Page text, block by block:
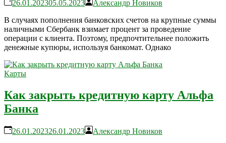
26.01.202305.05.2023
Александр Новиков
В случаях пополнения банковских счетов на крупные суммы
наличными Сбербанк взимает процент за проведение
операции с клиента. Поэтому, предпочтительнее положить
денежные купюры, используя банкомат. Однако
Карты
Как закрыть кредитную карту Альфа
Банка
26.01.202326.01.2023
Александр Новиков